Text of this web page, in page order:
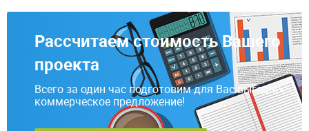
Рассчитаем стоимость Вашего
проекта
Всего за один час подготовим для Вас выгодное
коммерческое предложение!